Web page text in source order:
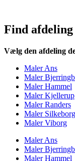
Find afdeling
Vælg den afdeling
Maler Ans
Maler
Maler Hammel
Maler Kjellerup
Maler Randers
Maler Silkeborg
Maler Viborg
Maler Ans
Maler
Maler Hammel